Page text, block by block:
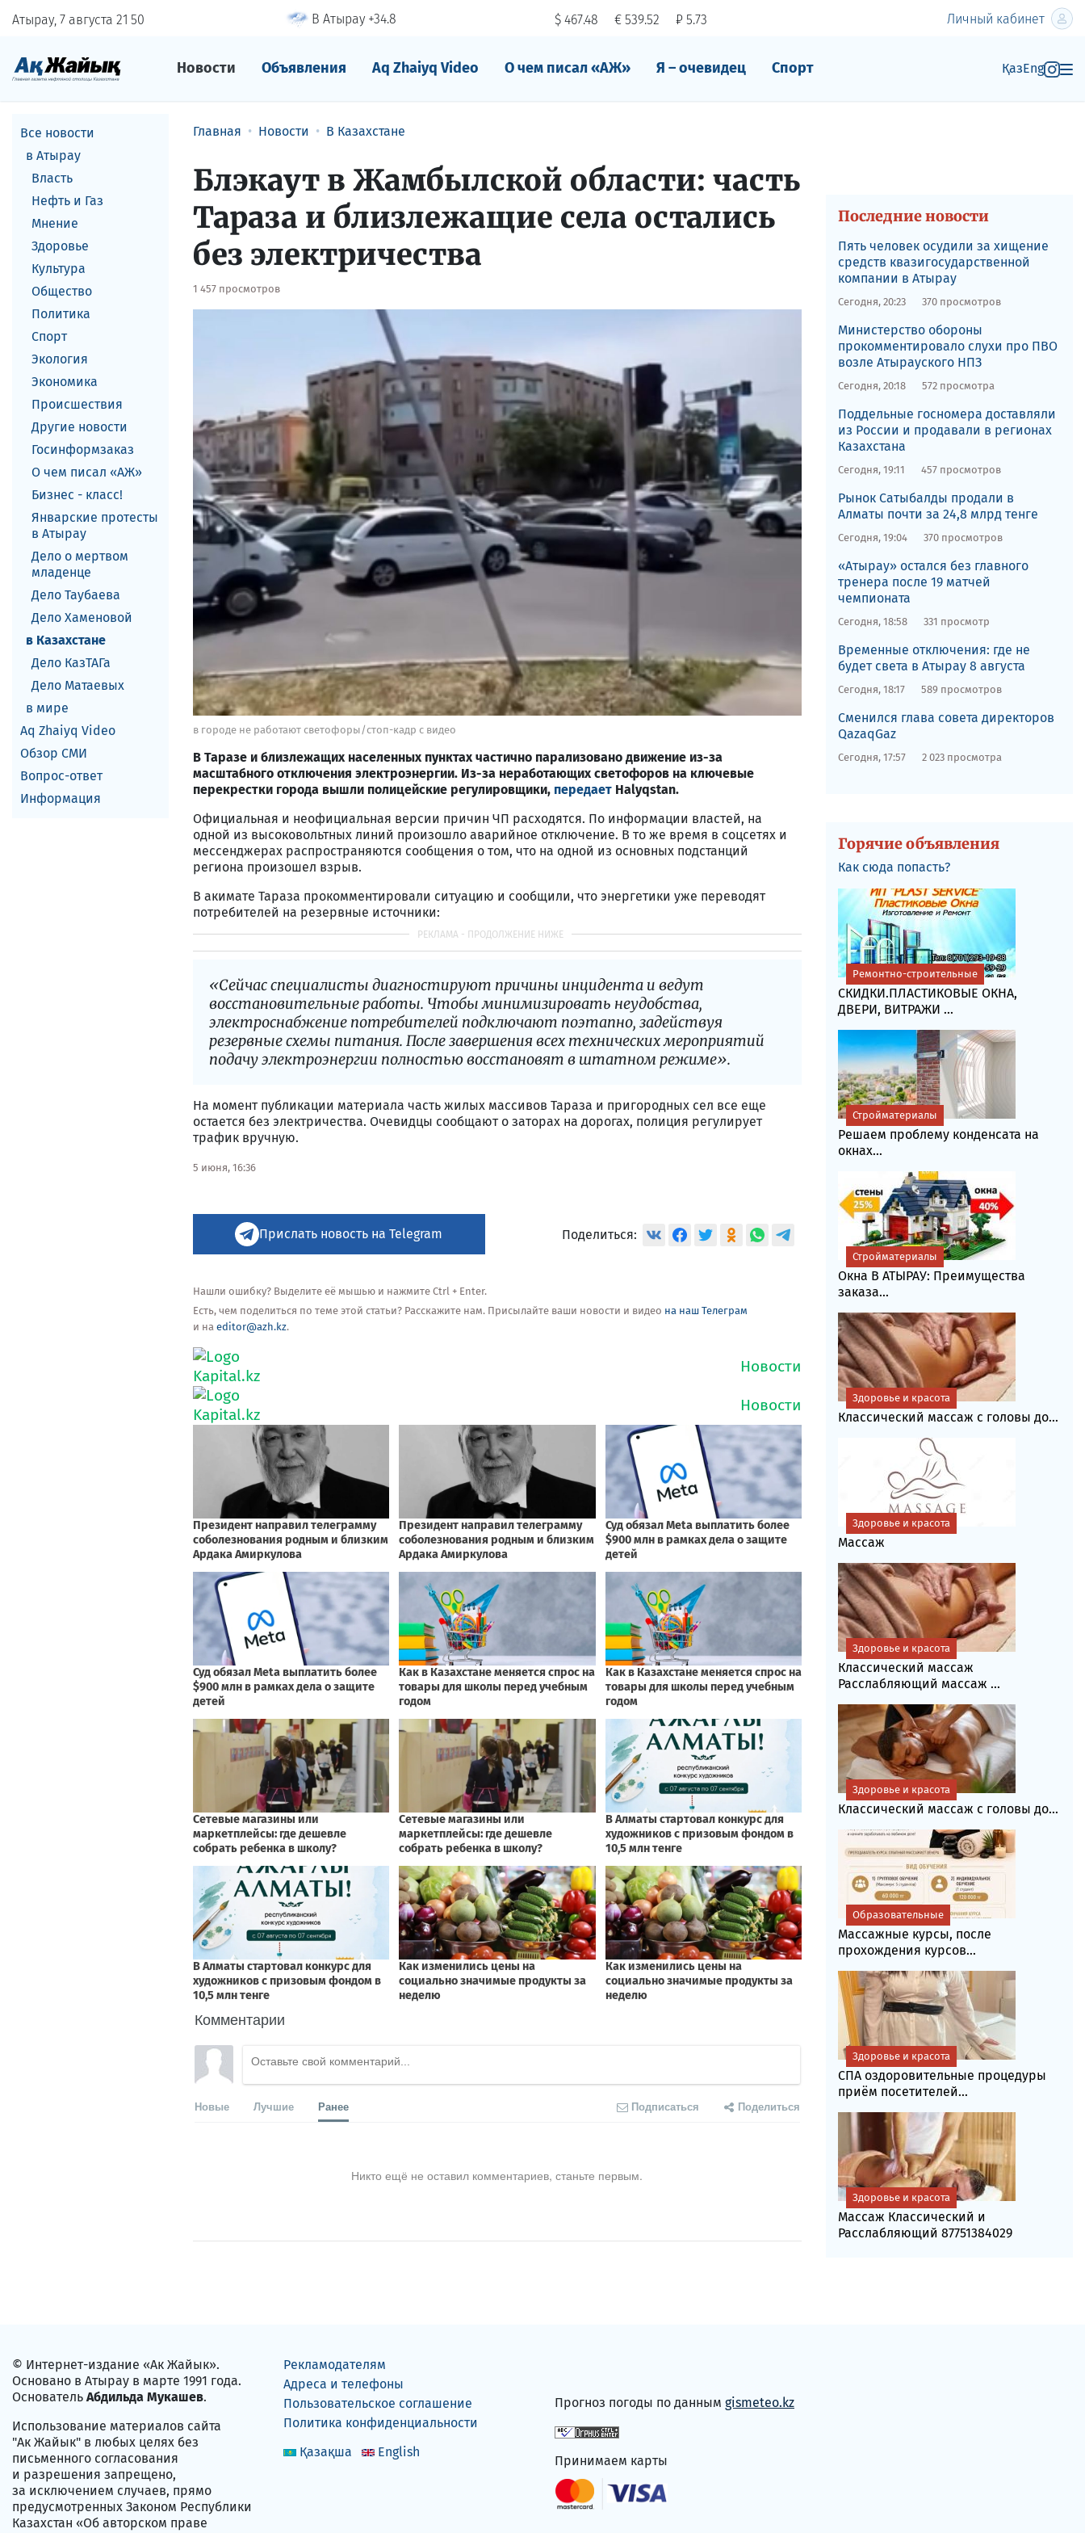
Атырау, 7 августа 21 50 В Атырау +34.8 $ 467.48 € 539.52 ₽ 5.73 Личный кабинет
Новости Объявления Aq Zhaiyq Video О чем писал «АЖ» Я – очевидец Спорт ҚазEng
Все новости
в Атырау
Власть
Нефть и Газ
Мнение
Здоровье
Культура
Общество
Политика
Спорт
Экология
Экономика
Происшествия
Другие новости
Госинформзаказ
О чем писал «АЖ»
Бизнес - класс!
Январские протесты
в Атырау
Дело о мертвом
младенце
Дело Таубаева
Дело Хаменовой
в Казахстане
Дело КазТАГа
Дело Матаевых
в мире
Aq Zhaiyq Video
Обзор СМИ
Вопрос-ответ
Информация
Главная Новости В Казахстане
Блэкаут в Жамбылской области: часть
Тараза и близлежащие села остались
без электричества
1 457 просмотров
в городе не работают светофоры/стоп-кадр с видео
В Таразе и близлежащих населенных пунктах частично парализовано движение из-за
масштабного отключения электроэнергии. Из-за неработающих светофоров на ключевые
перекрестки города вышли полицейские регулировщики, передает Halyqstan.
Официальная и неофициальная версии причин ЧП расходятся. По информации властей, на
одной из высоковольтных линий произошло аварийное отключение. В то же время в соцсетях и
мессенджерах распространяются сообщения о том, что на одной из основных подстанций
региона произошел взрыв.
В акимате Тараза прокомментировали ситуацию и сообщили, что энергетики уже переводят
потребителей на резервные источники:
«Сейчас специалисты диагностируют причины инцидента и ведут
восстановительные работы. Чтобы минимизировать неудобства,
электроснабжение потребителей подключают поэтапно, задействуя
резервные схемы питания. После завершения всех технических мероприятий
подачу электроэнергии полностью восстановят в штатном режиме».
На момент публикации материала часть жилых массивов Тараза и пригородных сел все еще
остается без электричества. Очевидцы сообщают о заторах на дорогах, полиция регулирует
трафик вручную.
5 июня, 16:36
Прислать новость на Telegram Поделиться:
Нашли ошибку? Выделите её мышью и нажмите Ctrl + Enter.
Есть, чем поделиться по теме этой статьи? Расскажите нам. Присылайте ваши новости и видео на наш Телеграм
и на editor@azh.kz.
Комментарии
Новые Лучшие Ранее Подписаться Поделиться
Никто ещё не оставил комментариев, станьте первым.
Последние новости
Пять человек осудили за хищение
средств квазигосударственной
компании в Атырау
Сегодня, 20:23 370 просмотров
​Министерство обороны
прокомментировало слухи про ПВО
возле Атырауского НПЗ
Сегодня, 20:18 572 просмотра
Поддельные госномера доставляли
из России и продавали в регионах
Казахстана
Сегодня, 19:11 457 просмотров
Рынок Сатыбалды продали в
Алматы почти за 24,8 млрд тенге
Сегодня, 19:04 370 просмотров
«Атырау» остался без главного
тренера после 19 матчей
чемпионата
Сегодня, 18:58 331 просмотр
Временные отключения: где не
будет света в Атырау 8 августа
Сегодня, 18:17 589 просмотров
Сменился глава совета директоров
QazaqGaz
Сегодня, 17:57 2 023 просмотра
Горячие объявления
Как сюда попасть?
СКИДКИ.ПЛАСТИКОВЫЕ ОКНА,
ДВЕРИ, ВИТРАЖИ ...
Ремонтно-строительные
Решаем проблему конденсата на
окнах...
Стройматериалы
Окна В АТЫРАУ: Преимущества
заказа...
Стройматериалы
Классический массаж с головы до...
Здоровье и красота
Массаж
Здоровье и красота
Классический массаж
Расслабляющий массаж ...
Здоровье и красота
Классический массаж с головы до...
Здоровье и красота
Массажные курсы, после
прохождения курсов...
Образовательные
СПА оздоровительные процедуры
приём посетителей...
Здоровье и красота
Массаж Классический и
Расслабляющий 87751384029
Здоровье и красота
© Интернет-издание «Ак Жайык».
Основано в Атырау в марте 1991 года.
Основатель Абдильда Мукашев.
Использование материалов сайта
"Ак Жайык" в любых целях без
письменного согласования
и разрешения запрещено,
за исключением случаев, прямо
предусмотренных Законом Республики
Казахстан «Об авторском праве
Рекламодателям
Адреса и телефоны
Пользовательское соглашение
Политика конфиденциальности
Қазақша
English
Прогноз погоды по данным gismeteo.kz
Принимаем карты